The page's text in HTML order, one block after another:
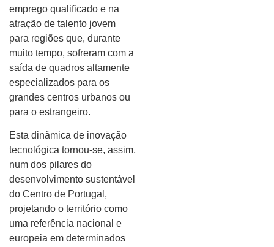
emprego qualificado e na
atração de talento jovem
para regiões que, durante
muito tempo, sofreram com a
saída de quadros altamente
especializados para os
grandes centros urbanos ou
para o estrangeiro.
Esta dinâmica de inovação
tecnológica tornou-se, assim,
num dos pilares do
desenvolvimento sustentável
do Centro de Portugal,
projetando o território como
uma referência nacional e
europeia em determinados